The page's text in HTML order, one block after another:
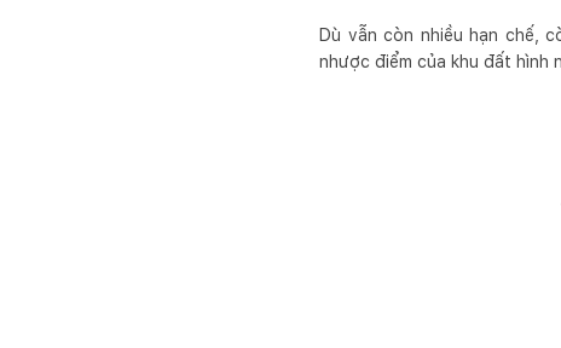
Dù vẫn còn nhiều hạn chế,
nhược điểm của khu đất hình